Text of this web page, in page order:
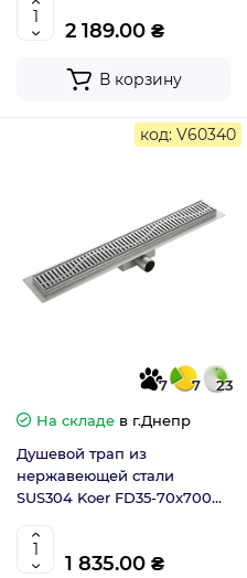
2 189.00 ₴
В корзину
код: V60340
7 7
23
На складе в г.Днепр
Душевой трап из
нержавеющей стали
SUS304 Koer FD35-70x700
1 835.00 ₴